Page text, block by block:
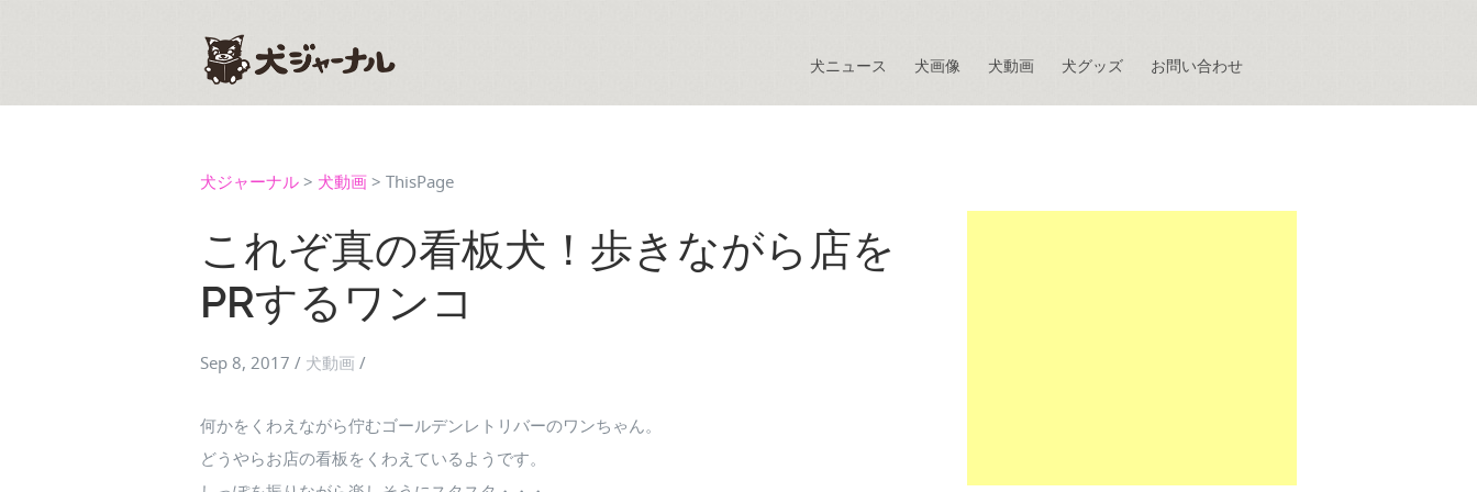
犬ニュース 犬画像 犬動画 犬グッズ お問い合わせ
犬ジャーナル > 犬動画 > ThisPage
これぞ真の看板犬！歩きながら店を
PRするワンコ
Sep 8, 2017 / 犬動画 /
何かをくわえながら佇むゴールデンレトリバーのワンちゃん。
どうやらお店の看板をくわえているようです。